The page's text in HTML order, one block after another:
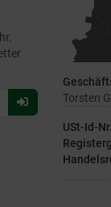
Für
Newsletter
anmelden
Torsten
USt-Id-